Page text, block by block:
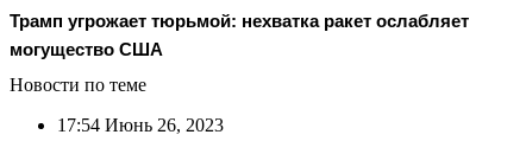
Трамп угрожает тюрьмой: нехватка ракет ослабляет
могущество США
Новости по теме
17:54 Июнь 26, 2023